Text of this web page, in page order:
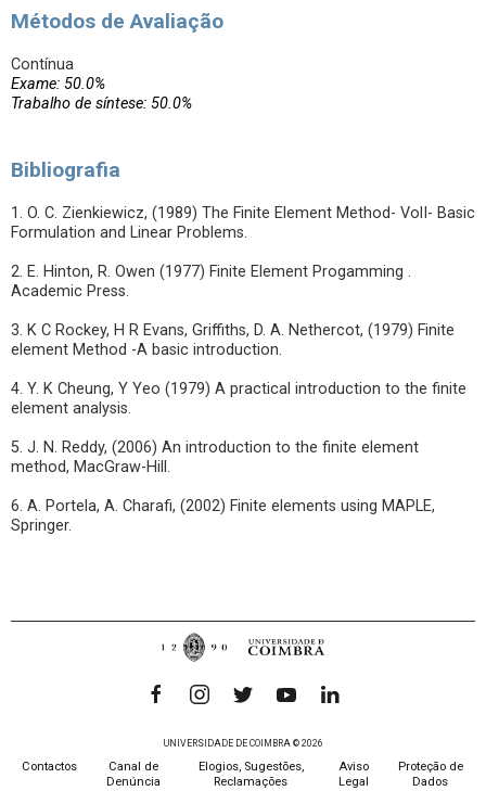
Métodos de Avaliação
Contínua
Exame: 50.0%
Trabalho de síntese: 50.0%
Bibliografia
1. O. C. Zienkiewicz, (1989) The Finite Element Method- VolI- Basic
Formulation and Linear Problems.
2. E. Hinton, R. Owen (1977) Finite Element Progamming .
Academic Press.
3. K C Rockey, H R Evans, Griffiths, D. A. Nethercot, (1979) Finite
element Method -A basic introduction.
4. Y. K Cheung, Y Yeo (1979) A practical introduction to the finite
element analysis.
5. J. N. Reddy, (2006) An introduction to the finite element
method, MacGraw-Hill.
6. A. Portela, A. Charafi, (2002) Finite elements using MAPLE,
Springer.
UNIVERSIDADE DE COIMBRA © 2026
Contactos
Canal de
Denúncia
Elogios, Sugestões,
Reclamações
Aviso
Legal
Proteção de
Dados